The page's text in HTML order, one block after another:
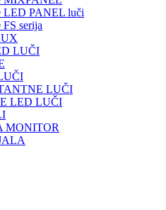
LED PANEL luči
serija
LUČI
LUČI
LED LUČI
MONITOR